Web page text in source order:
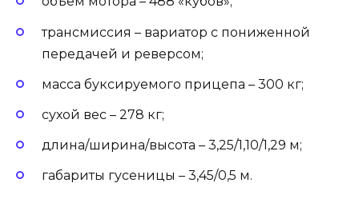
трансмиссия – вариатор с пониженной
передачей и реверсом;
масса буксируемого прицепа – 300 кг;
сухой вес – 278 кг;
длина/ширина/высота – 3,25/1,10/1,29 м;
габариты гусеницы – 3,45/0,5 м.